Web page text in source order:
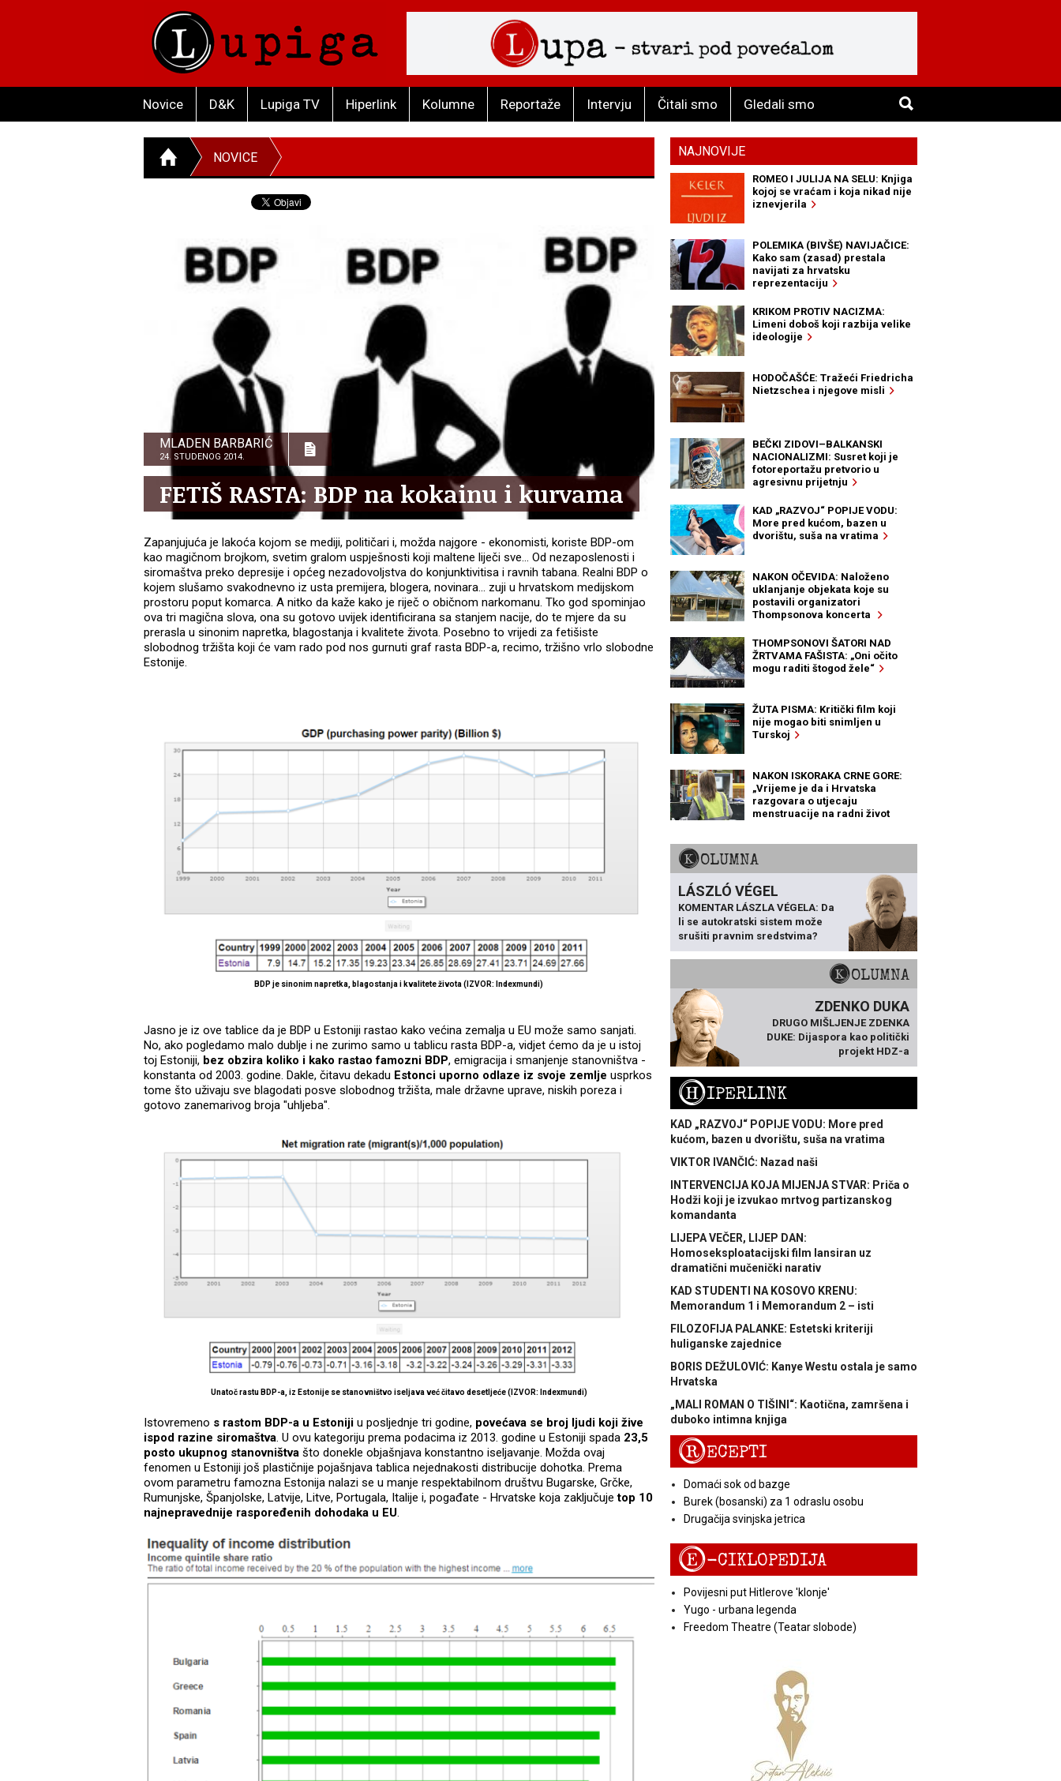
Novice D&K Lupiga TV Hiperlink Kolumne Reportaže Intervju Čitali smo Gledali smo
NOVICE
MLADEN BARBARIĆ
24. STUDENOG 2014.
FETIŠ RASTA: BDP na kokainu i kurvama
Zapanjujuća je lakoća kojom se mediji, političari i, možda najgore - ekonomisti, koriste BDP-om
kao magičnom brojkom, svetim gralom uspješnosti koji maltene liječi sve... Od nezaposlenosti i
siromaštva preko depresije i općeg nezadovoljstva do konjunktivitisa i ravnih tabana. Realni BDP o
kojem slušamo svakodnevno iz usta premijera, blogera, novinara... zuji u hrvatskom medijskom
prostoru poput komarca. A nitko da kaže kako je riječ o običnom narkomanu. Tko god spominjao
ova tri magična slova, ona su gotovo uvijek identificirana sa stanjem nacije, do te mjere da su
prerasla u sinonim napretka, blagostanja i kvalitete života. Posebno to vrijedi za fetišiste
slobodnog tržišta koji će vam rado pod nos gurnuti graf rasta BDP-a, recimo, tržišno vrlo slobodne
Estonije.
BDP je sinonim napretka, blagostanja i kvalitete života (IZVOR: Indexmundi)
Jasno je iz ove tablice da je BDP u Estoniji rastao kako većina zemalja u EU može samo sanjati.
No, ako pogledamo malo dublje i ne zurimo samo u tablicu rasta BDP-a, vidjet ćemo da je u istoj
toj Estoniji, bez obzira koliko i kako rastao famozni BDP, emigracija i smanjenje stanovništva -
konstanta od 2003. godine. Dakle, čitavu dekadu Estonci uporno odlaze iz svoje zemlje usprkos
tome što uživaju sve blagodati posve slobodnog tržišta, male državne uprave, niskih poreza i
gotovo zanemarivog broja "uhljeba".
Unatoč rastu BDP-a, iz Estonije se stanovništvo iseljava već čitavo desetljeće (IZVOR: Indexmundi)
Istovremeno s rastom BDP-a u Estoniji u posljednje tri godine, povećava se broj ljudi koji žive
ispod razine siromaštva. U ovu kategoriju prema podacima iz 2013. godine u Estoniji spada 23,5
posto ukupnog stanovništva što donekle objašnjava konstantno iseljavanje. Možda ovaj
fenomen u Estoniji još plastičnije pojašnjava tablica nejednakosti distribucije dohotka. Prema
ovom parametru famozna Estonija nalazi se u manje respektabilnom društvu Bugarske, Grčke,
Rumunjske, Španjolske, Latvije, Litve, Portugala, Italije i, pogađate - Hrvatske koja zaključujetop 10
najnepravednije raspoređenih dohodaka u EU.
NAJNOVIJE
ROMEO I JULIJA NA SELU: Knjiga
kojoj se vraćam i koja nikad nije
iznevjerila
POLEMIKA (BIVŠE) NAVIJAČICE:
Kako sam (zasad) prestala
navijati za hrvatsku
reprezentaciju
KRIKOM PROTIV NACIZMA:
Limeni doboš koji razbija velike
ideologije
HODOČAŠĆE: Tražeći Friedricha
Nietzschea i njegove misli
BEČKI ZIDOVI–BALKANSKI
NACIONALIZMI: Susret koji je
fotoreportažu pretvorio u
agresivnu prijetnju
KAD „RAZVOJ“ POPIJE VODU:
More pred kućom, bazen u
dvorištu, suša na vratima
NAKON OČEVIDA: Naloženo
uklanjanje objekata koje su
postavili organizatori
Thompsonova koncerta
THOMPSONOVI ŠATORI NAD
ŽRTVAMA FAŠISTA: „Oni očito
mogu raditi štogod žele“
ŽUTA PISMA: Kritički film koji
nije mogao biti snimljen u
Turskoj
NAKON ISKORAKA CRNE GORE:
„Vrijeme je da i Hrvatska
razgovara o utjecaju
menstruacije na radni život
KOLUMNA
LÁSZLÓ VÉGEL
KOMENTAR LÁSZLA VÉGELA: Da
li se autokratski sistem može
srušiti pravnim sredstvima?
KOLUMNA
ZDENKO DUKA
DRUGO MIŠLJENJE ZDENKA
DUKE: Dijaspora kao politički
projekt HDZ-a
HIPERLINK
KAD „RAZVOJ“ POPIJE VODU: More pred
kućom, bazen u dvorištu, suša na vratima
VIKTOR IVANČIĆ: Nazad naši
INTERVENCIJA KOJA MIJENJA STVAR: Priča o
Hodži koji je izvukao mrtvog partizanskog
komandanta
LIJEPA VEČER, LIJEP DAN:
Homoseksploatacijski film lansiran uz
dramatični mučenički narativ
KAD STUDENTI NA KOSOVO KRENU:
Memorandum 1 i Memorandum 2 – isti
FILOZOFIJA PALANKE: Estetski kriteriji
huliganske zajednice
BORIS DEŽULOVIĆ: Kanye Westu ostala je samo
Hrvatska
„MALI ROMAN O TIŠINI“: Kaotična, zamršena i
duboko intimna knjiga
RECEPTI
Domaći sok od bazge
Burek (bosanski) za 1 odraslu osobu
Drugačija svinjska jetrica
E-CIKLOPEDIJA
Povijesni put Hitlerove 'klonje'
Yugo - urbana legenda
Freedom Theatre (Teatar slobode)